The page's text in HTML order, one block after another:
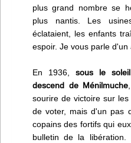
plus grand nombre se
plus nantis. Les
éclataient, les enfants
espoir. Je vous parle d'un
En 1936, sous le
descend de Ménilmuche
sourire de victoire sur
de voter, mais d'un pas
copains des fortifs qui
bulletin de la